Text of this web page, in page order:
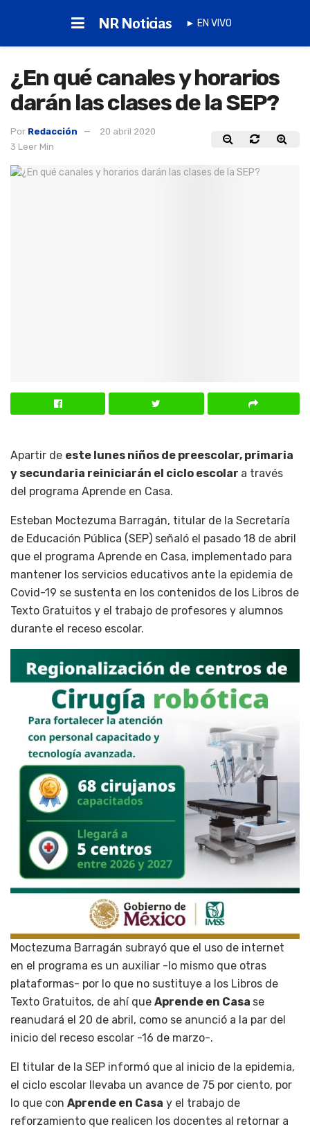
NR Noticias ► EN VIVO
¿En qué canales y horarios
darán las clases de la SEP?
Por Redacción
20 abril 2020
3 Leer Min
Apartir de este lunes niños de preescolar, primaria
y secundaria reiniciarán el ciclo escolar a través
del programa Aprende en Casa.
Esteban Moctezuma Barragán, titular de la Secretaría
de Educación Pública (SEP) señaló el pasado 18 de abril
que el programa Aprende en Casa, implementado para
mantener los servicios educativos ante la epidemia de
Covid-19 se sustenta en los contenidos de los Libros de
Texto Gratuitos y el trabajo de profesores y alumnos
durante el receso escolar.
Moctezuma Barragán subrayó que el uso de internet
en el programa es un auxiliar -lo mismo que otras
plataformas- por lo que no sustituye a los Libros de
Texto Gratuitos, de ahí que Aprende en Casa se
reanudará el 20 de abril, como se anunció a la par del
inicio del receso escolar -16 de marzo-.
El titular de la SEP informó que al inicio de la epidemia,
el ciclo escolar llevaba un avance de 75 por ciento, por
lo que con Aprende en Casa y el trabajo de
reforzamiento que realicen los docentes al retornar a